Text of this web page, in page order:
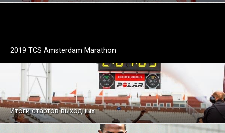
2019 TCS Amsterdam Marathon
Итоги стартов выходных